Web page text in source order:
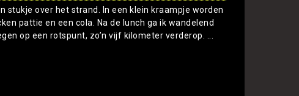
stukje over het strand. In een klein kraampje worden
pattie en een cola. Na de lunch ga ik wandelend
op een rotspunt, zo’n vijf kilometer verderop. ...